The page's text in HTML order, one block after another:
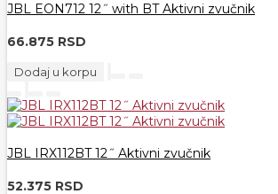
JBL EON712 12˝ with BT Aktivni zvučnik
66.875 RSD
Dodaj u korpu
JBL IRX112BT 12˝ Aktivni zvučnik
52.375 RSD